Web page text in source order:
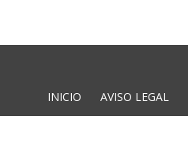
INICIO AVISO LEGAL